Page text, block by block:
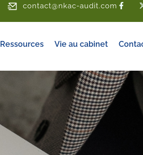
contact@nkac-audit.com
Ressources Vie au cabinet